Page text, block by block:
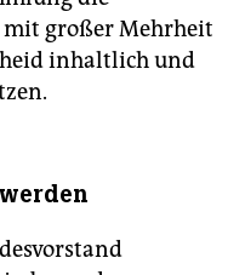
großer Mehrheit
inhaltlich und